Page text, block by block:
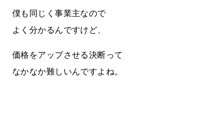
僕も同じく事業主なので
よく分かるんですけど、
価格をアップさせる決断って
なかなか難しいんですよね。